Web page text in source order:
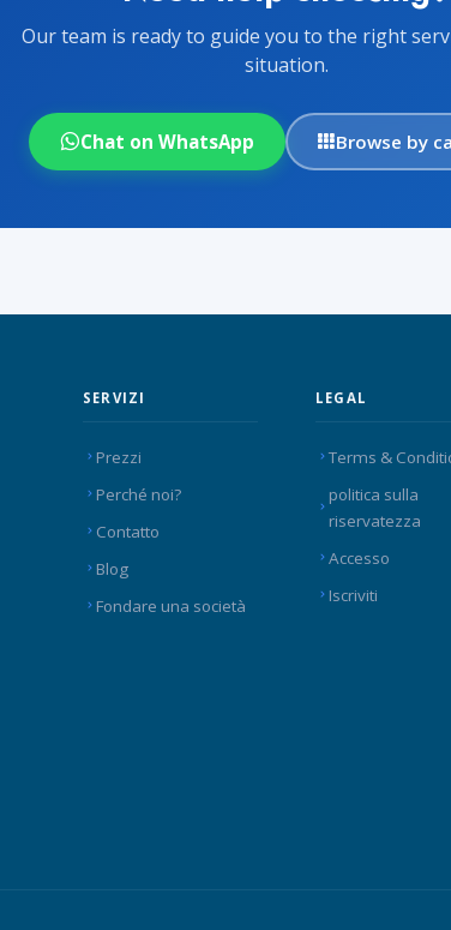
Our team is ready to guide you to the right
situation.
Chat on WhatsApp Browse by
SERVIZI
Prezzi
Perché noi?
Contatto
Blog
Fondare una società
LEGAL
Terms &
politica sulla
riservatezza
Accesso
Iscriviti